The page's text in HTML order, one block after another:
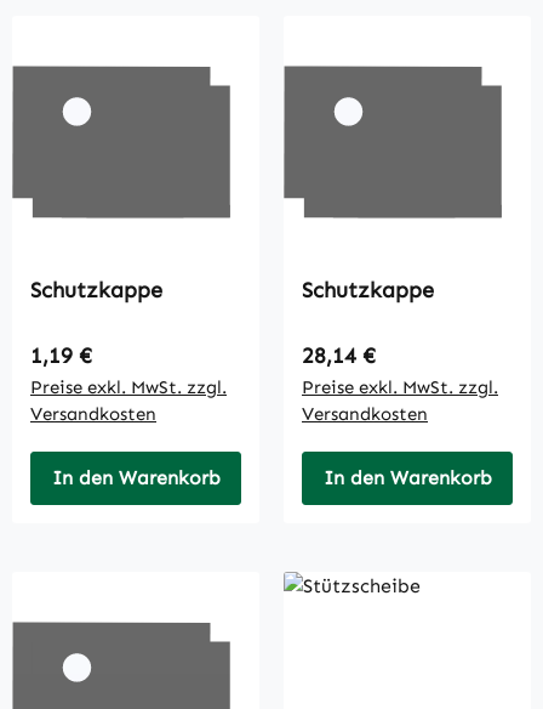
Schutzkappe
Regulärer Preis:
1,19 €
Preise exkl. MwSt. zzgl.
Versandkosten
In den Warenkorb
Schutzkappe
Regulärer Preis:
28,14 €
Preise exkl. MwSt. zzgl.
Versandkosten
In den Warenkorb